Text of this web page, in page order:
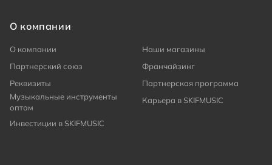
О компании
О компании
Наши магазины
Партнерский союз
Франчайзинг
Реквизиты
Партнерская программа
Музыкальные инструменты
оптом
Карьера в SKIFMUSIC
Инвестиции в SKIFMUSIC